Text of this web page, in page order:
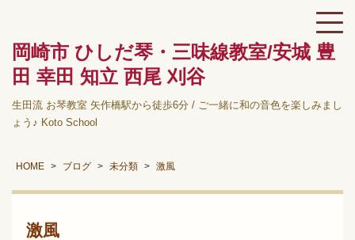
岡崎市 ひしだ琴・三味線教室/安城 豊
田 幸田 知立 西尾 刈谷
生田流 お琴教室 矢作橋駅から徒歩6分 / ご一緒に和の音色を楽しみまし
ょう♪ Koto School
HOME ブログ 未分類 激風
激風